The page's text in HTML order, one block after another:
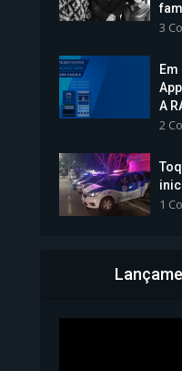
Vice-
tomará
1.101
Bahia
3
A
2
1